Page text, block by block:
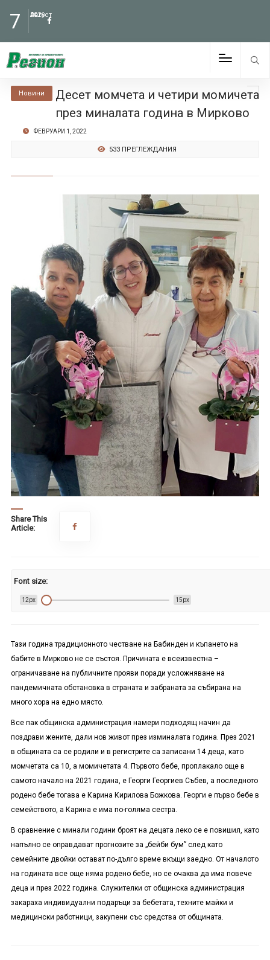
7 Август
2026
Новини
Десет момчета и четири момичета
през миналата година в Мирково
ФЕВРУАРИ 1, 2022
533 ПРЕГЛЕЖДАНИЯ
Share This
Article:
Font size:
12px 15px
Тази година традиционното честване на Бабинден и къпането на
бабите в Мирково не се състоя. Причината е всеизвестна –
ограничаване на публичните прояви поради усложняване на
пандемичната обстановка в страната и забраната за събирана на
много хора на едно място.
Все пак общинска администрация намери подходящ начин да
поздрави жените, дали нов живот през изминалата година. През 2021
в общината са се родили и в регистрите са записани 14 деца, като
момчетата са 10, а момичетата 4. Първото бебе, проплакало още в
самото начало на 2021 година, е Георги Георгиев Събев, а последното
родено бебе тогава е Карина Кирилова Божкова. Георги е първо бебе в
семейството, а Карина е има по-голяма сестра.
В сравнение с минали години броят на децата леко се е повишил, като
напълно се оправдават прогнозите за „бейби бум” след като
семейните двойки остават по-дълго време вкъщи заедно. От началото
на годината все още няма родено бебе, но се очаква да има повече
деца и през 2022 година. Служителки от общинска администрация
закараха индивидуални подаръци за бебетата, техните майки и
медицински работници, закупени със средства от общината.